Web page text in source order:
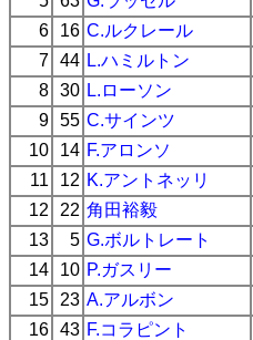
6
16 C.ルクレール
7 44 L.ハミルトン
8 30 L.ローソン
9 55 C.サインツ
10
14 F.アロンソ
11
12 K.アントネッリ
12
22 角田裕毅
13
5 G.ボルトレート
14
10 P.ガスリー
15
23 A.アルボン
16 43 F.コラピント